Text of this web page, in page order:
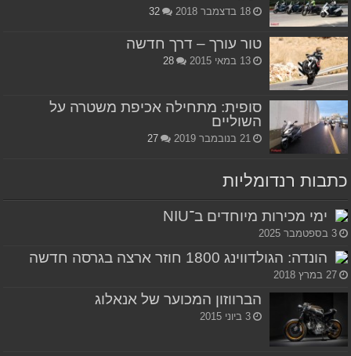
18 בדצמבר 2018 32
טור עורך – דרך חדשה
13 במאי 2015 28
סופית: מתחילה אכיפת משטרה על
השוליים
21 בנובמבר 2019 27
כתבות רנדומליות
ימי מכירות מיוחדים ב־NIU
3 בספטמבר 2025
הונדה: הגולדווינג 1800 חוזר ארצה בגרסה חדשה
27 במרץ 2018
הברווזון המכוער של אנאלוג
3 ביוני 2015